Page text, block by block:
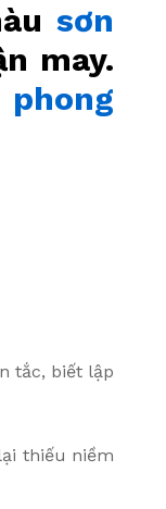
sơn
may.
phong
tắc, biết lập
thiếu niềm